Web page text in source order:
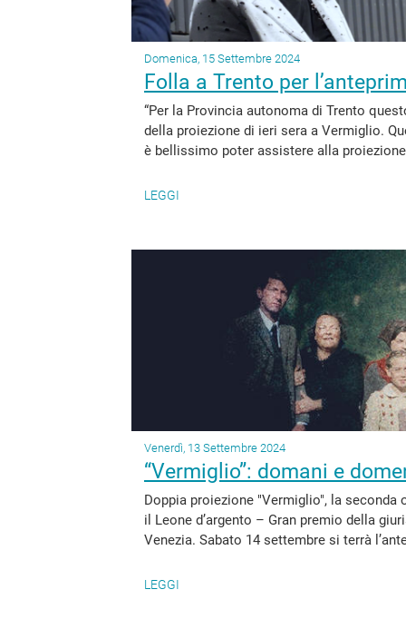
Domenica, 15 Settembre 2024
Folla a Trento per
“Per la Provincia autonoma di Trento
della proiezione di ieri sera a Vermiglio.
è bellissimo poter assistere alla
LEGGI
Venerdì, 13 Settembre 2024
“Vermiglio”: domani e
Doppia proiezione "Vermiglio", la
il Leone d’argento – Gran premio della
Venezia. Sabato 14 settembre si terrà
LEGGI